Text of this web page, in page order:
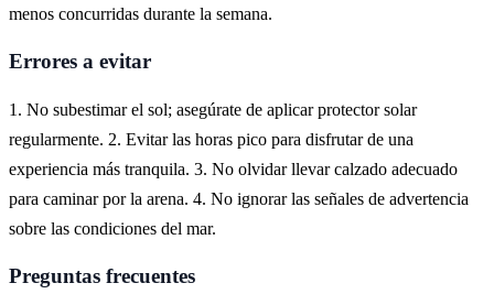
menos concurridas durante la semana.
Errores a evitar
1. No subestimar el sol; asegúrate de aplicar protector solar
regularmente. 2. Evitar las horas pico para disfrutar de una
experiencia más tranquila. 3. No olvidar llevar calzado adecuado
para caminar por la arena. 4. No ignorar las señales de advertencia
sobre las condiciones del mar.
Preguntas frecuentes